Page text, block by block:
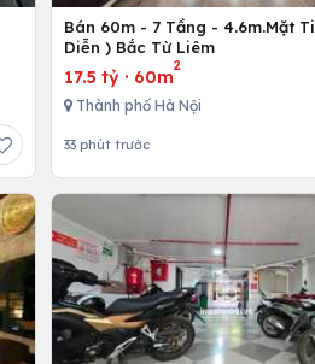
Bán 60m - 7 Tầng - 4.6m.Mặt
Diễn ) Bắc Từ Liêm
17.5 tỷ· 60m
2
Thành phố Hà Nội
33 phút trước